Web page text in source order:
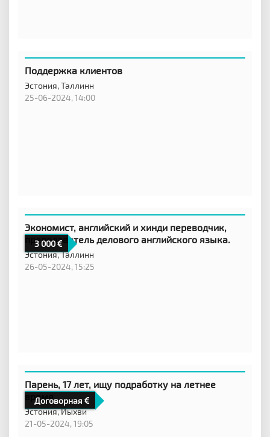
Поддержка клиентов
Эстония,Таллинн
25-06-2024, 14:00
3 000
Экономист, английский и хинди переводчик,
преподаватель делового английского языка.
Эстония,Таллинн
26-05-2024, 15:25
Договорная
Парень, 17 лет, ищу подработку на летнее
время
Эстония,Йыхви
21-05-2024, 19:05